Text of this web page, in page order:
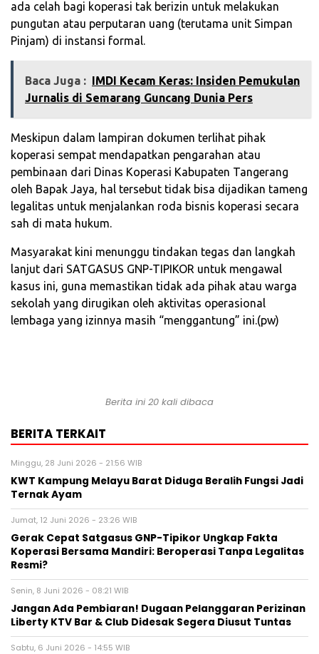
ada celah bagi koperasi tak berizin untuk melakukan
pungutan atau perputaran uang (terutama unit Simpan
Pinjam) di instansi formal.
Baca Juga : IMDI Kecam Keras: Insiden Pemukulan
Jurnalis di Semarang Guncang Dunia Pers
​Meskipun dalam lampiran dokumen terlihat pihak
koperasi sempat mendapatkan pengarahan atau
pembinaan dari Dinas Koperasi Kabupaten Tangerang
oleh Bapak Jaya, hal tersebut tidak bisa dijadikan tameng
legalitas untuk menjalankan roda bisnis koperasi secara
sah di mata hukum.
​Masyarakat kini menunggu tindakan tegas dan langkah
lanjut dari SATGASUS GNP-TIPIKOR untuk mengawal
kasus ini, guna memastikan tidak ada pihak atau warga
sekolah yang dirugikan oleh aktivitas operasional
lembaga yang izinnya masih “menggantung” ini.(pw)
Berita ini 20 kali dibaca
BERITA TERKAIT
Minggu, 28 Juni 2026 - 21:56 WIB
KWT Kampung Melayu Barat Diduga Beralih Fungsi Jadi
Ternak Ayam
Jumat, 12 Juni 2026 - 23:26 WIB
Gerak Cepat Satgasus GNP-Tipikor Ungkap Fakta
Koperasi Bersama Mandiri: Beroperasi Tanpa Legalitas
Resmi?
Senin, 8 Juni 2026 - 08:21 WIB
Jangan Ada Pembiaran! Dugaan Pelanggaran Perizinan
Liberty KTV Bar & Club Didesak Segera Diusut Tuntas
Sabtu, 6 Juni 2026 - 14:55 WIB